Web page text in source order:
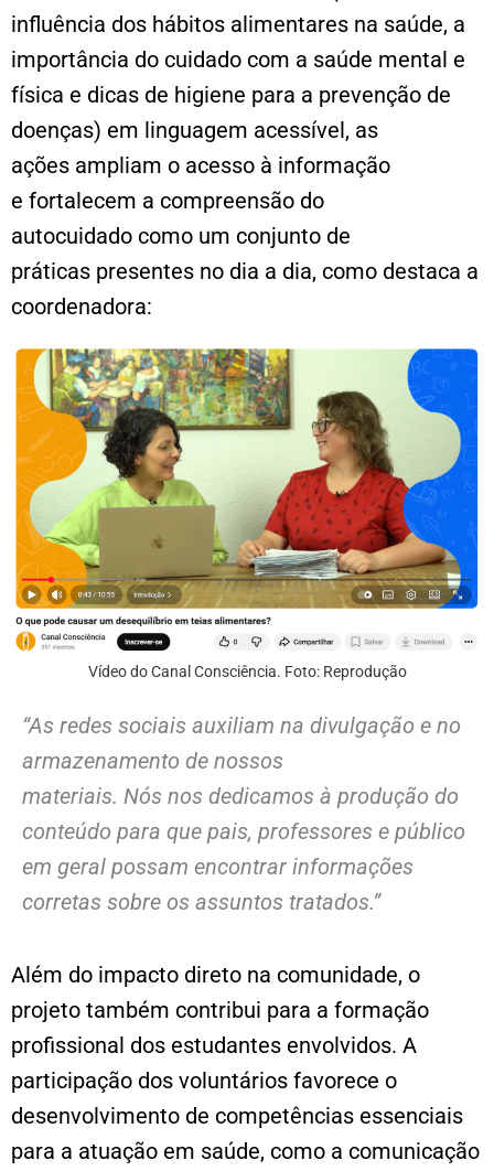
influência dos hábitos alimentares na saúde, a
importância do cuidado com a saúde mental e
física e dicas de higiene para a prevenção de
doenças) em linguagem acessível, as
ações ampliam o acesso à informação
e fortalecem a compreensão do
autocuidado como um conjunto de
práticas presentes no dia a dia, como destaca a
coordenadora:
Vídeo do Canal Consciência. Foto: Reprodução
“As redes sociais auxiliam na divulgação e no
armazenamento de nossos
materiais. Nós nos dedicamos à produção do
conteúdo para que pais, professores e público
em geral possam encontrar informações
corretas sobre os assuntos tratados.”
Além do impacto direto na comunidade, o
projeto também contribui para a formação
profissional dos estudantes envolvidos. A
participação dos voluntários favorece o
desenvolvimento de competências essenciais
para a atuação em saúde, como a comunicação